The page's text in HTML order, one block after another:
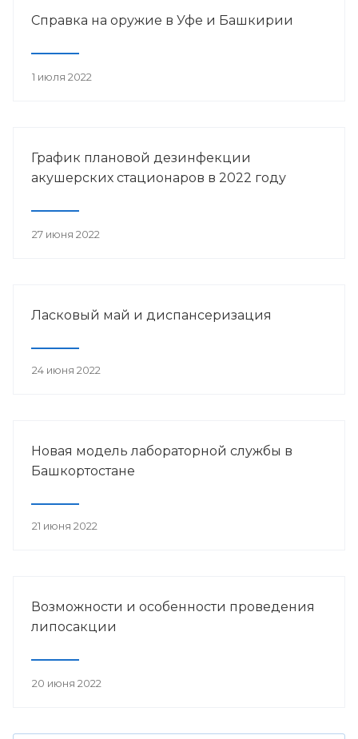
Справка на оружие в Уфе и Башкирии
1 июля 2022
График плановой дезинфекции
акушерских стационаров в 2022 году
27 июня 2022
Ласковый май и диспансеризация
24 июня 2022
Новая модель лабораторной службы в
Башкортостане
21 июня 2022
Возможности и особенности проведения
липосакции
20 июня 2022